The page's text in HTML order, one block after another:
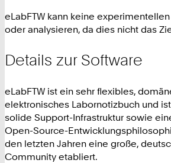
eLabFTW kann keine
oder analysieren, da dies nicht das
Details zur Software
eLabFTW ist ein sehr flexibles,
elektronisches Labornotizbuch und
solide Support-Infrastruktur sowie
Open-Source-
den letzten Jahren eine große,
Community etabliert.